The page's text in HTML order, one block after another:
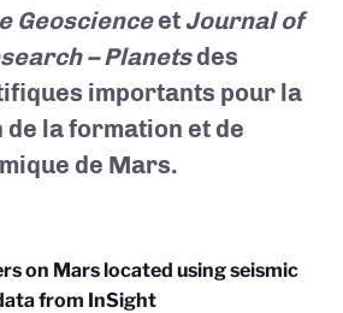
Geoscienceet Journal of
– Planetsdes
importants pour la
la formation et de
de Mars.
on Mars located using seismic
from InSight